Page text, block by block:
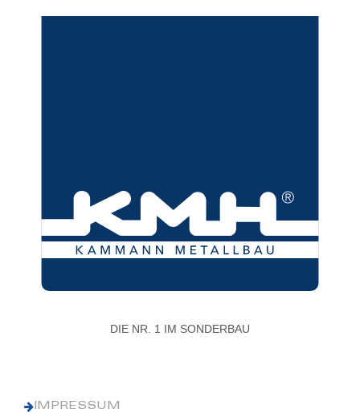
DIE NR. 1 IM SONDERBAU
IMPRESSUM